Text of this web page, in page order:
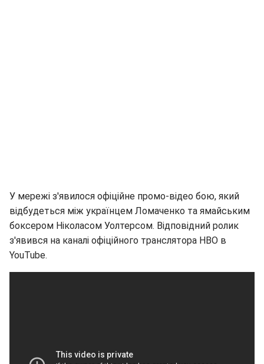
У мережі з'явилося офіційне промо-відео бою, який
відбудеться між українцем Ломаченко та ямайським
боксером Ніколасом Уолтерсом. Відповідний ролик
з'явився на каналі офіційного транслятора НВО в
YouTube.